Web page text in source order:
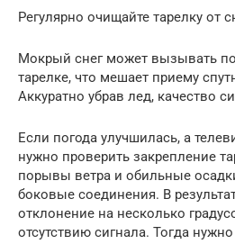
Регулярно очищайте тарелку от
Мокрый снег может вызывать
тарелке, что мешает приему
Аккуратно убрав лед, качество
Если погода улучшилась, а
нужно проверить закрепление
порывы ветра и обильные
боковые соединения. В
отклонение на несколько
отсутствию сигнала. Тогда